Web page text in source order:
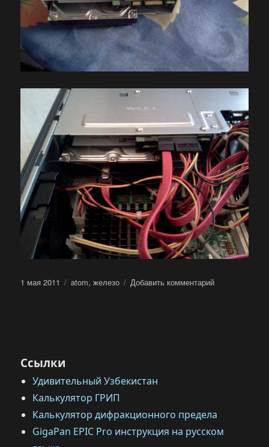
Опубликовано
1 мая 2011 Метки
atom,железо Добавить комментарийк
Ссылки
Удивительный Узбекистан
Калькулятор ГРИП
Калькулятор дифракционного предела
GigaPan EPIC Pro инструкция на русском